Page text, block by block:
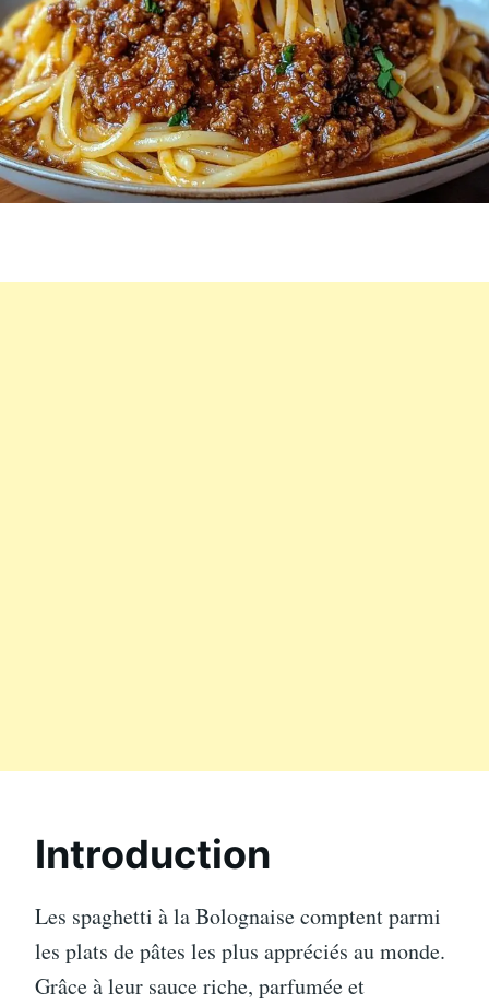
Introduction
Les spaghetti à la Bolognaise comptent parmi
les plats de pâtes les plus appréciés au monde.
Grâce à leur sauce riche, parfumée et